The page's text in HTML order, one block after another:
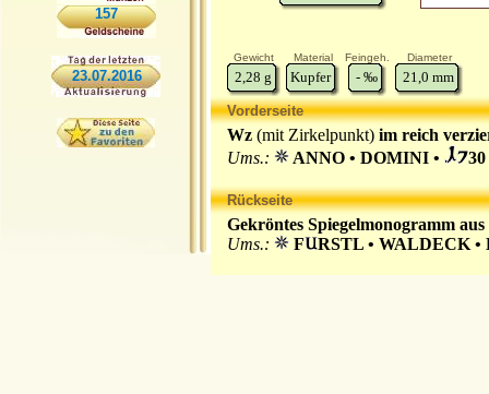
157
23.07.2016
Gewicht Material Feingeh. Diameter
2,28 g Kupfer - ‰ 21,0 mm
Vorderseite
Wz (mit Zirkelpunkt) im reich
Ums.:
ANNO • DOMINI •
Rückseite
Gekröntes Spiegelmonogramm
Ums.:
F RSTL • WALDECK